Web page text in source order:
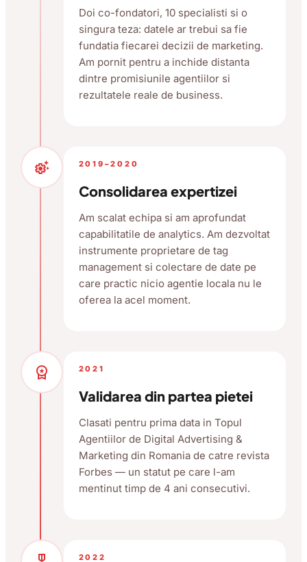
Doi co-fondatori, 10 specialisti si o
singura teza: datele ar trebui sa fie
fundatia fiecarei decizii de marketing.
Am pornit pentru a inchide distanta
dintre promisiunile agentiilor si
rezultatele reale de business.
settings_suggest 2019–2020
Consolidarea expertizei
Am scalat echipa si am aprofundat
capabilitatile de analytics. Am dezvoltat
instrumente proprietare de tag
management si colectare de date pe
care practic nicio agentie locala nu le
oferea la acel moment.
workspace_premium 2021
Validarea din partea pietei
Clasati pentru prima data in Topul
Agentiilor de Digital Advertising &
Marketing din Romania de catre revista
Forbes — un statut pe care l-am
mentinut timp de 4 ani consecutivi.
2022